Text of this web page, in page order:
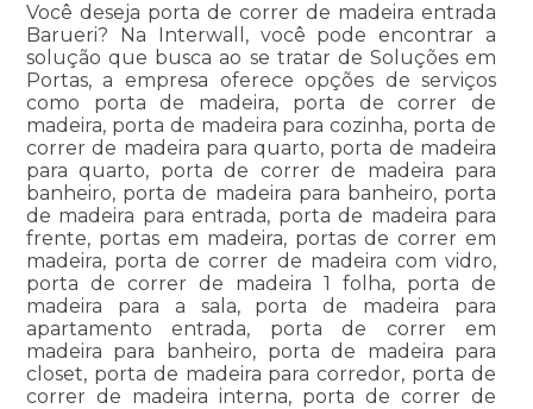
Você deseja porta de correr de madeira entrada
Barueri? Na Interwall, você pode encontrar a
solução que busca ao se tratar de Soluções em
Portas, a empresa oferece opções de serviços
como porta de madeira, porta de correr de
madeira, porta de madeira para cozinha, porta de
correr de madeira para quarto, porta de madeira
para quarto, porta de correr de madeira para
banheiro, porta de madeira para banheiro, porta
de madeira para entrada, porta de madeira para
frente, portas em madeira, portas de correr em
madeira, porta de correr de madeira com vidro,
porta de correr de madeira 1 folha, porta de
madeira para a sala, porta de madeira para
apartamento entrada, porta de correr em
madeira para banheiro, porta de madeira para
closet, porta de madeira para corredor, porta de
correr de madeira interna, porta de correr de